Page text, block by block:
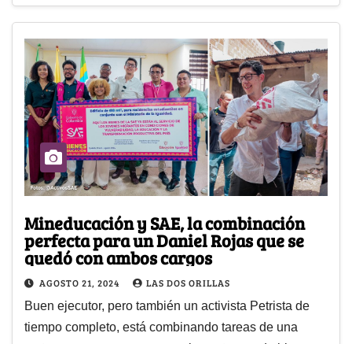
Mineducación y SAE, la combinación
perfecta para un Daniel Rojas que se
quedó con ambos cargos
AGOSTO 21, 2024 LAS DOS ORILLAS
Buen ejecutor, pero también un activista Petrista de
tiempo completo, está combinando tareas de una